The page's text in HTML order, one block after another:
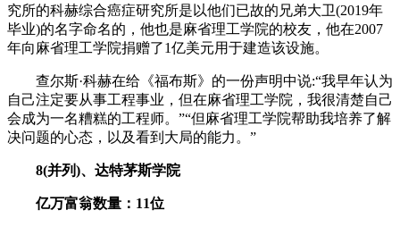
究所的科赫综合癌症研究所是以他们已故的兄弟大卫(2019年
毕业)的名字命名的，他也是麻省理工学院的校友，他在2007
年向麻省理工学院捐赠了1亿美元用于建造该设施。
查尔斯·科赫在给《福布斯》的一份声明中说:“我早年认为
自己注定要从事工程事业，但在麻省理工学院，我很清楚自己
会成为一名糟糕的工程师。”“但麻省理工学院帮助我培养了解
决问题的心态，以及看到大局的能力。”
8(并列)、达特茅斯学院
亿万富翁数量：11位